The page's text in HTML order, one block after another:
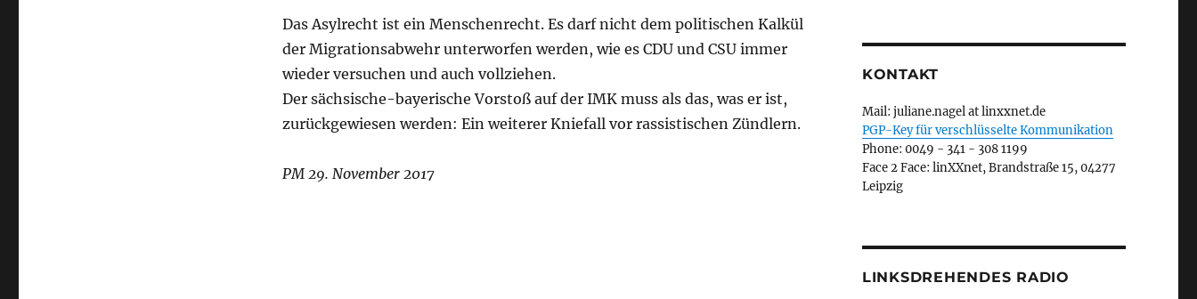
Das Asylrecht ist ein Menschenrecht. Es darf nicht dem politischen Kalkül
der Migrationsabwehr unterworfen werden, wie es CDU und CSU immer
wieder versuchen und auch vollziehen.
Der sächsische-bayerische Vorstoß auf der IMK muss als das, was er ist,
zurückgewiesen werden: Ein weiterer Kniefall vor rassistischen Zündlern.
PM 29. November 2017
KONTAKT
Mail: juliane.nagel at linxxnet.de
PGP-Key für verschlüsselte Kommunikation
Phone: 0049 - 341 - 308 1199
Face 2 Face: linXXnet, Brandstraße 15, 04277
Leipzig
LINKSDREHENDES RADIO